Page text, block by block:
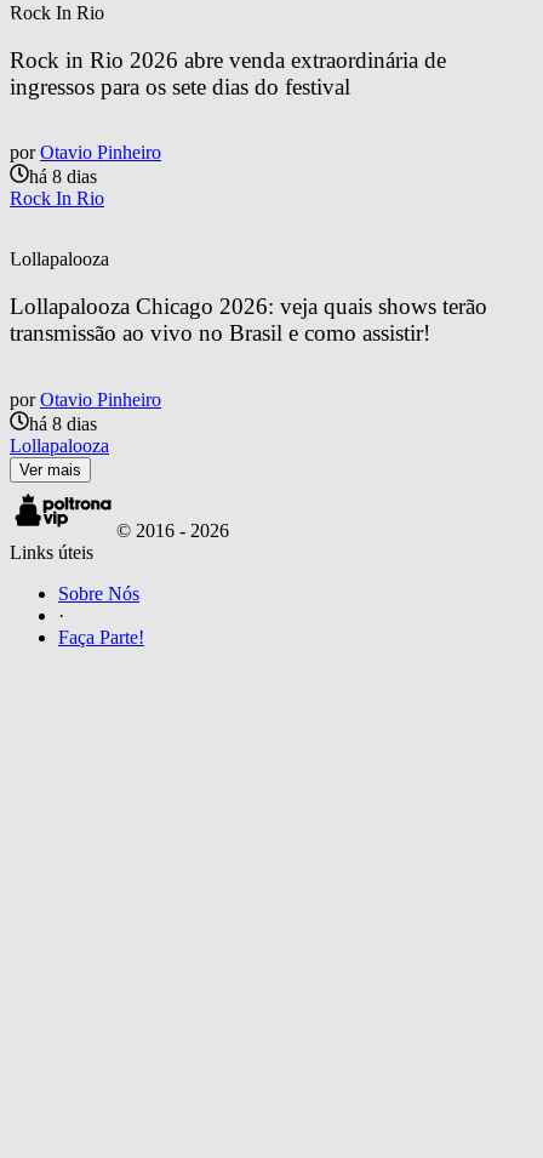
Rock In Rio
Rock in Rio 2026 abre venda extraordinária de
ingressos para os sete dias do festival
por Otavio Pinheiro
há 8 dias
Rock In Rio
Lollapalooza
Lollapalooza Chicago 2026: veja quais shows terão
transmissão ao vivo no Brasil e como assistir!
por Otavio Pinheiro
há 8 dias
Lollapalooza
Ver mais
© 2016 - 2026
Links úteis
Sobre Nós
·
Faça Parte!